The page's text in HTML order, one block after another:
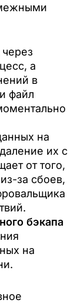
а
в
файл
на
их с
от того,
за сбоев,
бэкапа
на